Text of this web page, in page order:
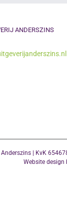
ANDERSZINS
| KvK
Website design